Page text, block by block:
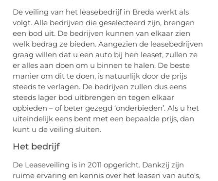
De veiling van het leasebedrijf in Breda werkt als
volgt. Alle bedrijven die geselecteerd zijn, brengen
een bod uit. De bedrijven kunnen van elkaar zien
welk bedrag ze bieden. Aangezien de leasebedrijven
graag willen dat u een auto bij hen leaset, zullen ze
er alles aan doen om u binnen te halen. De beste
manier om dit te doen, is natuurlijk door de prijs
steeds te verlagen. De bedrijven zullen dus eens
steeds lager bod uitbrengen en tegen elkaar
opbieden – of beter gezegd ‘onderbieden’. Als u het
uiteindelijk eens bent met een bepaalde prijs, dan
kunt u de veiling sluiten.
Het bedrijf
De Leaseveiling is in 2011 opgericht. Dankzij zijn
ruime ervaring en kennis over het leasen van auto’s,